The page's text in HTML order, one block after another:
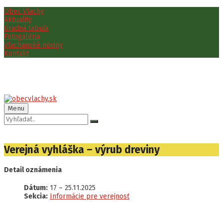
Preskočiť
na
obsah
Preskočiť
na
ľavý
panel
Preskočiť
na
pätičku
Obec Vlachy
Aktuality
Úradná tabuľa
Fotogaléria
Vlachanské noviny
Kontakt
Menu
Vyhľadávanie:
Verejná vyhláška – výrub dreviny
Detail oznámenia
Dátum: 17 – 25.11.2025
Sekcia: Informácie pre verejnosť